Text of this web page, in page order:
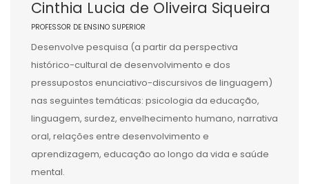
Cinthia Lucia de Oliveira Siqueira
PROFESSOR DE ENSINO SUPERIOR
Desenvolve pesquisa (a partir da perspectiva
histórico-cultural de desenvolvimento e dos
pressupostos enunciativo-discursivos de linguagem)
nas seguintes temáticas: psicologia da educação,
linguagem, surdez, envelhecimento humano, narrativa
oral, relações entre desenvolvimento e
aprendizagem, educação ao longo da vida e saúde
mental.